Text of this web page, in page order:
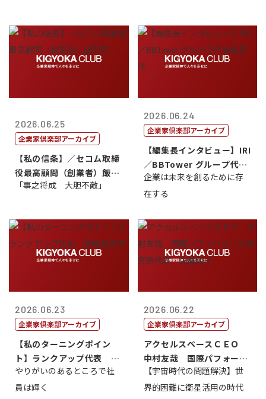
2026.06.25
企業家倶楽部アーカイブ
【私の信条】／セコム取締
役最高顧問（創業者）飯田
亮
「事之将成 大胆不敵」
2026.06.24
企業家倶楽部アーカイブ
【編集長インタビュー】IRI
／BBTower グループ代表
藤...
企業は未来を創るために存
在する
2026.06.23
企業家倶楽部アーカイブ
【私のターニングポイン
ト】ランクアップ代表 岩
崎裕美子
やりがいのあるところで社
員は輝く
2026.06.22
企業家倶楽部アーカイブ
アクセルスペースＣＥＯ
中村友哉 国際パフォーマ
ンス研究所代...
【宇宙時代の問題解決】世
界的困難に衛星活用の時代